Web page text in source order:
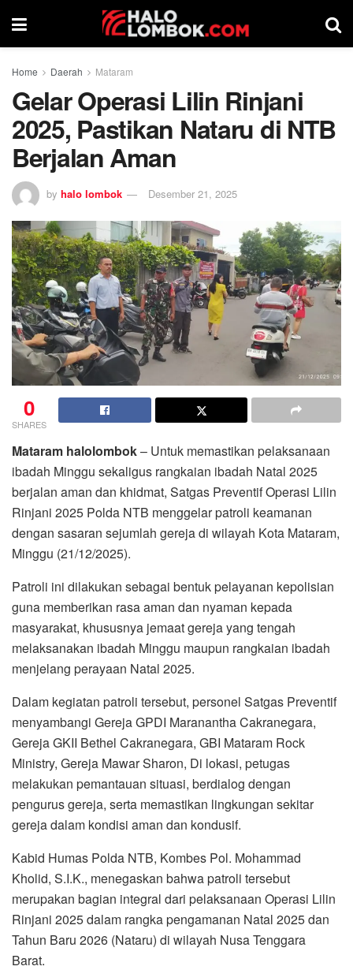
Home Daerah Mataram
Gelar Operasi Lilin Rinjani
2025, Pastikan Nataru di NTB
Berjalan Aman
by halo lombok Desember 21, 2025
0
SHARES
Mataram halolombok– Untuk memastikan pelaksanaan
ibadah Minggu sekaligus rangkaian ibadah Natal 2025
berjalan aman dan khidmat, Satgas Preventif Operasi Lilin
Rinjani 2025 Polda NTB menggelar patroli keamanan
dengan sasaran sejumlah gereja di wilayah Kota Mataram,
Minggu (21/12/2025).
Patroli ini dilakukan sebagai bentuk pelayanan kepolisian
guna memberikan rasa aman dan nyaman kepada
masyarakat, khususnya jemaat gereja yang tengah
melaksanakan ibadah Minggu maupun rangkaian ibadah
menjelang perayaan Natal 2025.
Dalam kegiatan patroli tersebut, personel Satgas Preventif
menyambangi Gereja GPDI Maranantha Cakranegara,
Gereja GKII Bethel Cakranegara, GBI Mataram Rock
Ministry, Gereja Mawar Sharon, Di lokasi, petugas
melakukan pemantauan situasi, berdialog dengan
pengurus gereja, serta memastikan lingkungan sekitar
gereja dalam kondisi aman dan kondusif.
Kabid Humas Polda NTB, Kombes Pol. Mohammad
Kholid, S.I.K., menegaskan bahwa patroli tersebut
merupakan bagian integral dari pelaksanaan Operasi Lilin
Rinjani 2025 dalam rangka pengamanan Natal 2025 dan
Tahun Baru 2026 (Nataru) di wilayah Nusa Tenggara
Barat.